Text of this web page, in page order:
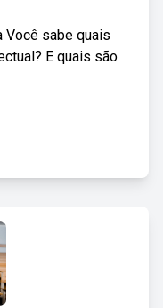
Você sabe quais
E quais são